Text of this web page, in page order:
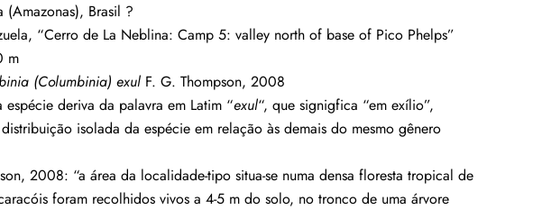
(Amazonas), Brasil ?
“Cerro de La Neblina: Camp 5: valley north of base of Pico Phelps”
m
(Columbinia) exulF. G. Thompson, 2008
espécie deriva da palavra em Latim “exul“, que signigfica “em exílio”,
isolada da espécie em relação às demais do mesmo gênero
2008: “a área da localidade-tipo situa-se numa densa floresta tropical de
foram recolhidos vivos a 4-5 m do solo, no tronco de uma árvore